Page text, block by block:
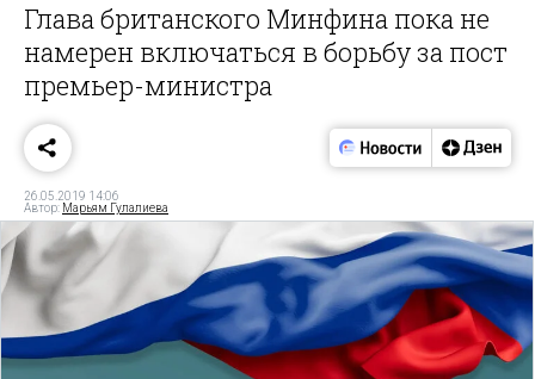
Глава британского Минфина пока не
намерен включаться в борьбу за пост
премьер-министра
26.05.2019 14:06
Автор: Марьям Гулалиева